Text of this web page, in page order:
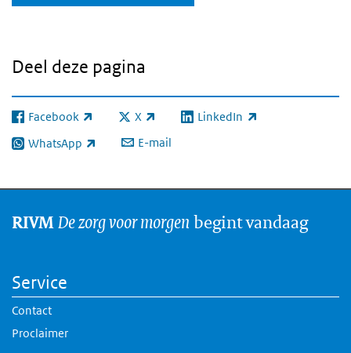
Deel deze pagina
Facebook
(externe link) X
(externe link) LinkedIn
(externe link)
WhatsApp
(externe link) E-mail
RIVMDe zorg voor morgen begint vandaag
Service
Contact
Proclaimer